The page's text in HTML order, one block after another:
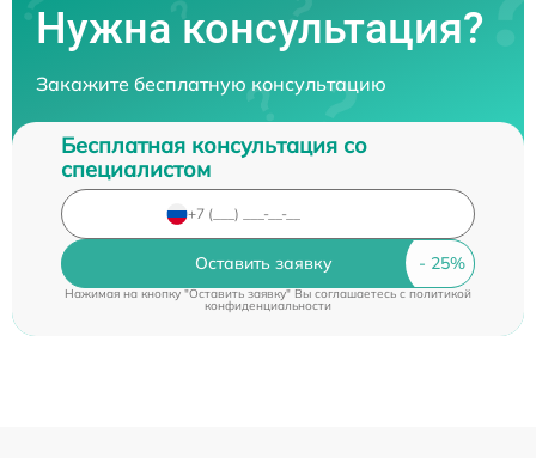
Нужна консультация?
Закажите бесплатную консультацию
Бесплатная консультация со
специалистом
Оставить заявку
Нажимая на кнопку "Оставить заявку" Вы соглашаетесь cполитикой
конфиденциальности